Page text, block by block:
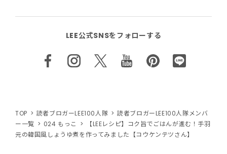
LEE公式SNSをフォローする
TOP 読者ブロガーLEE100人隊
読者ブロガーLEE100人隊メンバ
ー一覧
024 もっこ
【LEEレシピ】コク旨でごはんが進む！手羽
元の韓国風しょうゆ煮を作ってみました【コウケンテツさん】